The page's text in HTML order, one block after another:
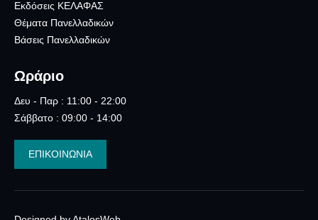
Εκδόσεις ΚΕΛΑΦΑΣ
Θέματα Πανελλαδικών
Βάσεις Πανελλαδικών
Ωράριο
Δευ - Παρ : 11:00 - 22:00
Σάββατο : 09:00 - 14:00
ΕΠΙΚΟΙΝΩΝΙΑ